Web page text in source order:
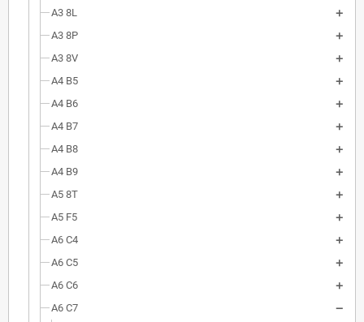
A3 8L
A3 8P
A3 8V
A4 B5
A4 B6
A4 B7
A4 B8
A4 B9
A5 8T
A5 F5
A6 C4
A6 C5
A6 C6
A6 C7